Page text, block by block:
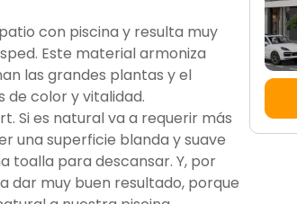
con piscina y resulta muy
Este material armoniza
las grandes plantas y el
de color y vitalidad.
Si es natural va a requerir más
una superficie blanda y suave
toalla para descansar. Y, por
dar muy buen resultado, porque